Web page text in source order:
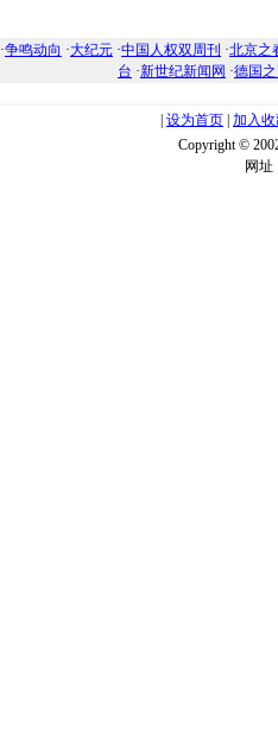
·争鸣动向 ·大纪元 ·中国人权双周刊 ·北京之
台 ·新世纪新闻网 ·德国
设为首页 加入
Copyright ©
网址